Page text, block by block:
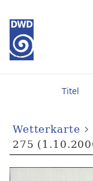
Titel
Wetterkarte
275